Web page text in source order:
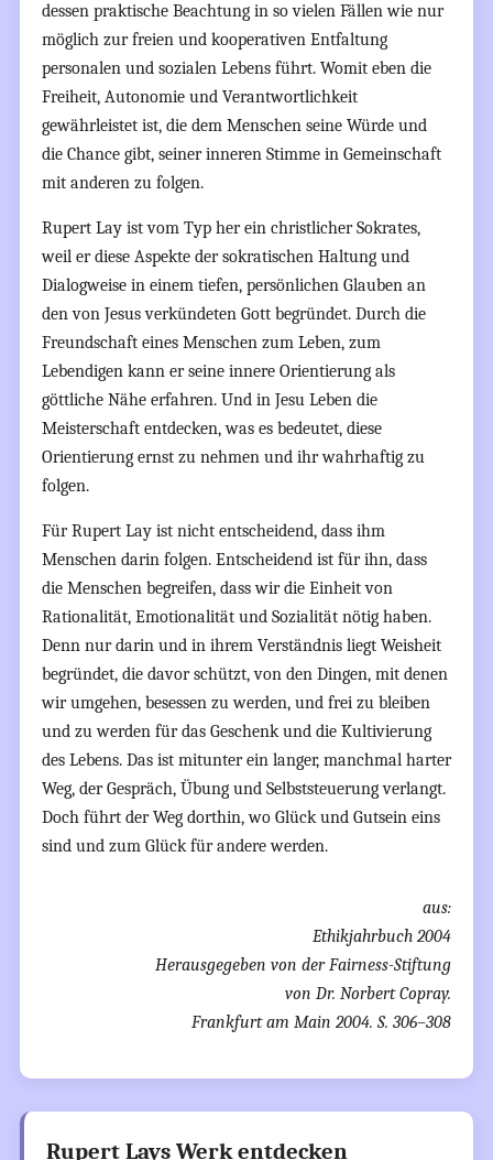
dessen praktische Beachtung in so vielen Fällen wie nur
möglich zur freien und kooperativen Entfaltung
personalen und sozialen Lebens führt. Womit eben die
Freiheit, Autonomie und Verantwortlichkeit
gewährleistet ist, die dem Menschen seine Würde und
die Chance gibt, seiner inneren Stimme in Gemeinschaft
mit anderen zu folgen.
Rupert Lay ist vom Typ her ein christlicher Sokrates,
weil er diese Aspekte der sokratischen Haltung und
Dialogweise in einem tiefen, persönlichen Glauben an
den von Jesus verkündeten Gott begründet. Durch die
Freundschaft eines Menschen zum Leben, zum
Lebendigen kann er seine innere Orientierung als
göttliche Nähe erfahren. Und in Jesu Leben die
Meisterschaft entdecken, was es bedeutet, diese
Orientierung ernst zu nehmen und ihr wahrhaftig zu
folgen.
Für Rupert Lay ist nicht entscheidend, dass ihm
Menschen darin folgen. Entscheidend ist für ihn, dass
die Menschen begreifen, dass wir die Einheit von
Rationalität, Emotionalität und Sozialität nötig haben.
Denn nur darin und in ihrem Verständnis liegt Weisheit
begründet, die davor schützt, von den Dingen, mit denen
wir umgehen, besessen zu werden, und frei zu bleiben
und zu werden für das Geschenk und die Kultivierung
des Lebens. Das ist mitunter ein langer, manchmal harter
Weg, der Gespräch, Übung und Selbststeuerung verlangt.
Doch führt der Weg dorthin, wo Glück und Gutsein eins
sind und zum Glück für andere werden.
aus:
Ethikjahrbuch 2004
Herausgegeben von der Fairness-Stiftung
von Dr. Norbert Copray.
Frankfurt am Main 2004. S. 306–308
Rupert Lays Werk entdecken